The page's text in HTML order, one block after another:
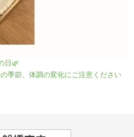
日🌿
季節、体調の変化にご注意ください